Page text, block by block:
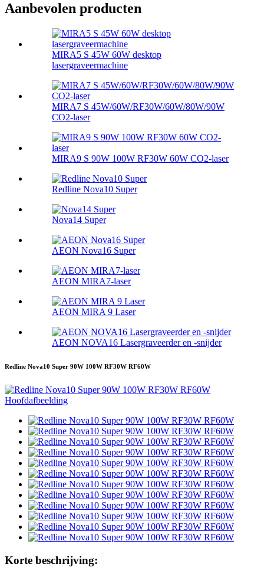
Aanbevolen producten
MIRA5 S 45W 60W desktop
lasergraveermachine
MIRA7 S 45W/60W/RF30W/60W/80W/90W
CO2-laser
MIRA9 S 90W 100W RF30W 60W CO2-laser
Redline Nova10 Super
Nova14 Super
AEON Nova16 Super
AEON MIRA7-laser
AEON MIRA 9 Laser
AEON NOVA16 Lasergraveerder en -snijder
Redline Nova10 Super 90W 100W RF30W RF60W
Korte beschrijving: